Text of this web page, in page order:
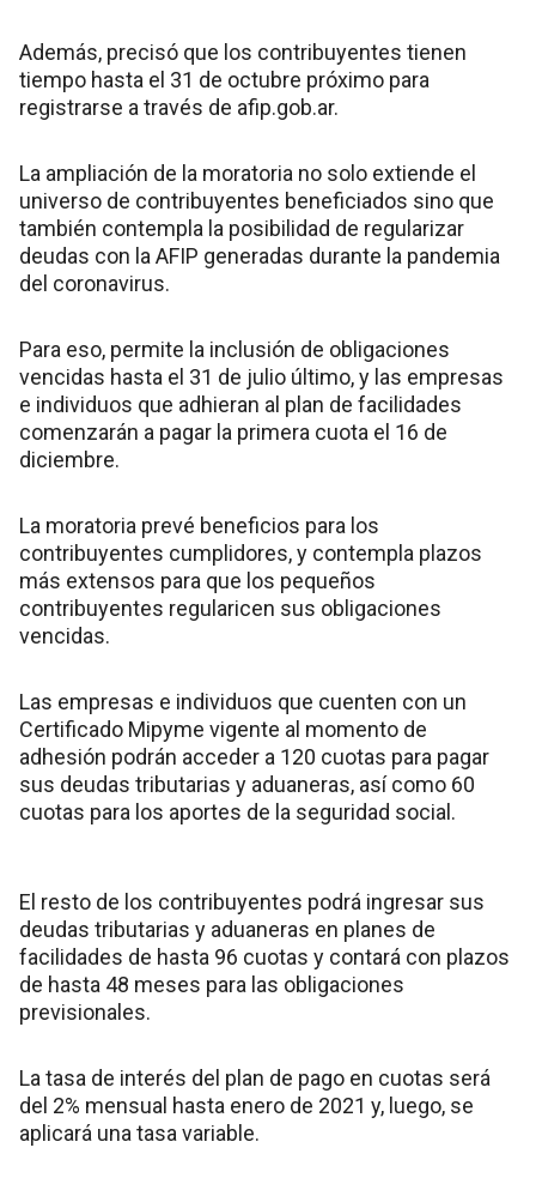
Además, precisó que los contribuyentes tienen
tiempo hasta el 31 de octubre próximo para
registrarse a través de afip.gob.ar.
La ampliación de la moratoria no solo extiende el
universo de contribuyentes beneficiados sino que
también contempla la posibilidad de regularizar
deudas con la AFIP generadas durante la pandemia
del coronavirus.
Para eso, permite la inclusión de obligaciones
vencidas hasta el 31 de julio último, y las empresas
e individuos que adhieran al plan de facilidades
comenzarán a pagar la primera cuota el 16 de
diciembre.
La moratoria prevé beneficios para los
contribuyentes cumplidores, y contempla plazos
más extensos para que los pequeños
contribuyentes regularicen sus obligaciones
vencidas.
Las empresas e individuos que cuenten con un
Certificado Mipyme vigente al momento de
adhesión podrán acceder a 120 cuotas para pagar
sus deudas tributarias y aduaneras, así como 60
cuotas para los aportes de la seguridad social.
El resto de los contribuyentes podrá ingresar sus
deudas tributarias y aduaneras en planes de
facilidades de hasta 96 cuotas y contará con plazos
de hasta 48 meses para las obligaciones
previsionales.
La tasa de interés del plan de pago en cuotas será
del 2% mensual hasta enero de 2021 y, luego, se
aplicará una tasa variable.